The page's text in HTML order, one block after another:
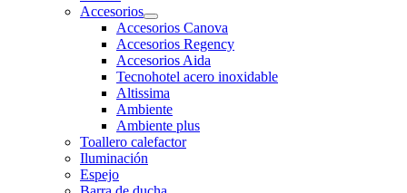
Accesorios
Accesorios Canova
Accesorios Regency
Accesorios Aida
Tecnohotel acero inoxidable
Altissima
Ambiente
Ambiente plus
Toallero calefactor
Iluminación
Espejo